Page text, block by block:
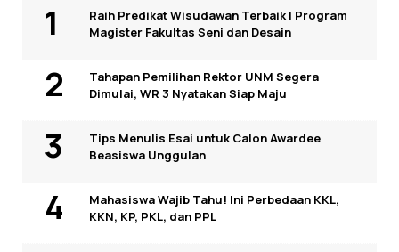
Raih Predikat Wisudawan Terbaik I Program
Magister Fakultas Seni dan Desain
Tahapan Pemilihan Rektor UNM Segera
Dimulai, WR 3 Nyatakan Siap Maju
Tips Menulis Esai untuk Calon Awardee
Beasiswa Unggulan
Mahasiswa Wajib Tahu! Ini Perbedaan KKL,
KKN, KP, PKL, dan PPL